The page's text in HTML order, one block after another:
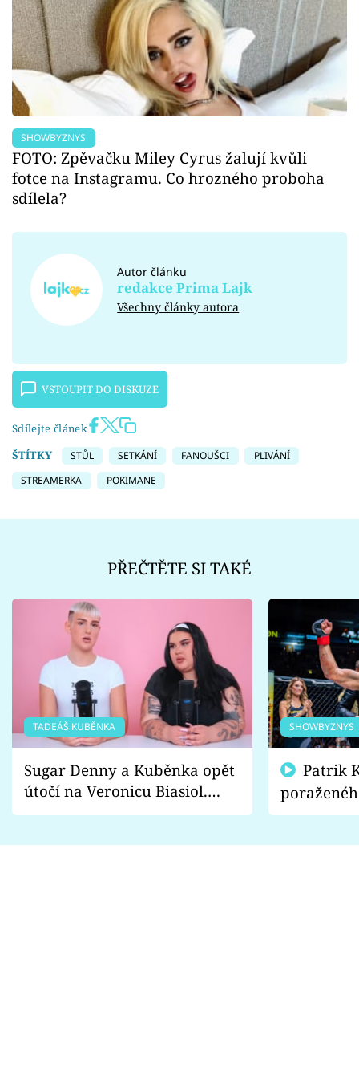
SHOWBYZNYS
FOTO: Zpěvačku Miley Cyrus žalují kvůli
fotce na Instagramu. Co hrozného proboha
sdílela?
Autor článku
redakce Prima Lajk
Všechny články autora
VSTOUPIT DO DISKUZE
Sdílejte článek
ŠTÍTKY
STŮL SETKÁNÍ FANOUŠCI
PLIVÁNÍ
STREAMERKA
POKIMANE
PŘEČTĚTE SI TAKÉ
TADEÁŠ KUBĚNKA
Sugar Denny a Kuběnka opět
útočí na Veronicu Biasiol.
Proč je podle nich falešná a
SHOWBYZNYS
fanoušci